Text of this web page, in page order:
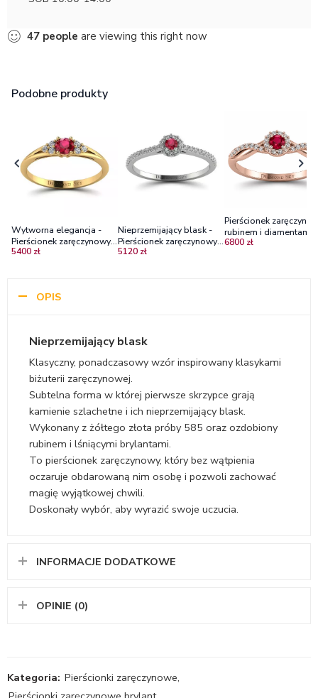
47 people are viewing this right now
Podobne produkty
Wytworna elegancja -
Pierścionek zaręczynowy z
żółtego złota z rubinem i
5400 zł
Nieprzemijający blask -
Pierścionek zaręczynowy
Diamond Sky, białe złoto,
5120 zł
Pierścionek
rubinem i diamentami–
różowe złoto 585,
6800 zł
OPIS
Nieprzemijający blask
Klasyczny, ponadczasowy wzór inspirowany klasykami
biżuterii zaręczynowej.
Subtelna forma w której pierwsze skrzypce grają
kamienie szlachetne i ich nieprzemijający blask.
Wykonany z żółtego złota próby 585 oraz ozdobiony
rubinem i lśniącymi brylantami.
To pierścionek zaręczynowy, który bez wątpienia
oczaruje obdarowaną nim osobę i pozwoli zachować
magię wyjątkowej chwili.
Doskonały wybór, aby wyrazić swoje uczucia.
INFORMACJE DODATKOWE
OPINIE (0)
Kategoria: Pierścionki zaręczynowe,